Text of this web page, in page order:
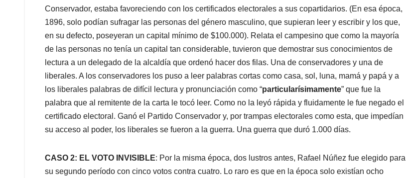
Conservador, estaba favoreciendo con los certificados electorales a sus copartidarios. (En esa época,
1896, solo podían sufragar las personas del género masculino, que supieran leer y escribir y los que,
en su defecto, poseyeran un capital mínimo de $100.000). Relata el campesino que como la mayoría
de las personas no tenía un capital tan considerable, tuvieron que demostrar sus conocimientos de
lectura a un delegado de la alcaldía que ordenó hacer dos filas. Una de conservadores y una de
liberales. A los conservadores los puso a leer palabras cortas como casa, sol, luna, mamá y papá y a
los liberales palabras de difícil lectura y pronunciación como “particularísimamente” que fue la
palabra que al remitente de la carta le tocó leer. Como no la leyó rápida y fluidamente le fue negado el
certificado electoral. Ganó el Partido Conservador y, por trampas electorales como esta, que impedían
su acceso al poder, los liberales se fueron a la guerra. Una guerra que duró 1.000 días.
CASO 2: EL VOTO INVISIBLE: Por la misma época, dos lustros antes, Rafael Núñez fue elegido para
su segundo período con cinco votos contra cuatro. Lo raro es que en la época solo existían ocho